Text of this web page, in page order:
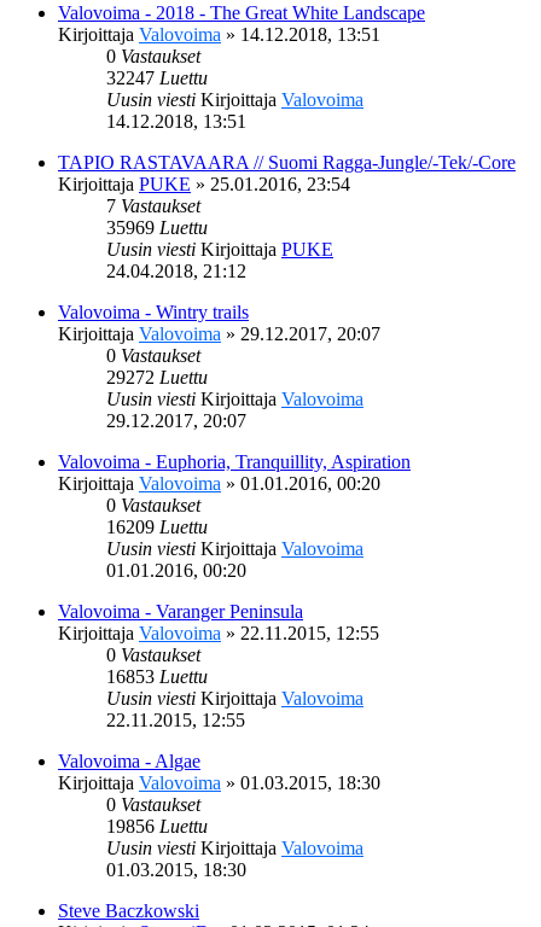
Valovoima - 2018 - The Great White Landscape
Kirjoittaja Valovoima » 14.12.2018, 13:51
0 Vastaukset
32247 Luettu
Uusin viesti Kirjoittaja Valovoima
14.12.2018, 13:51
TAPIO RASTAVAARA // Suomi Ragga-Jungle/-Tek/-Core
Kirjoittaja PUKE » 25.01.2016, 23:54
7 Vastaukset
35969 Luettu
Uusin viesti Kirjoittaja PUKE
24.04.2018, 21:12
Valovoima - Wintry trails
Kirjoittaja Valovoima » 29.12.2017, 20:07
0 Vastaukset
29272 Luettu
Uusin viesti Kirjoittaja Valovoima
29.12.2017, 20:07
Valovoima - Euphoria, Tranquillity, Aspiration
Kirjoittaja Valovoima » 01.01.2016, 00:20
0 Vastaukset
16209 Luettu
Uusin viesti Kirjoittaja Valovoima
01.01.2016, 00:20
Valovoima - Varanger Peninsula
Kirjoittaja Valovoima » 22.11.2015, 12:55
0 Vastaukset
16853 Luettu
Uusin viesti Kirjoittaja Valovoima
22.11.2015, 12:55
Valovoima - Algae
Kirjoittaja Valovoima » 01.03.2015, 18:30
0 Vastaukset
19856 Luettu
Uusin viesti Kirjoittaja Valovoima
01.03.2015, 18:30
Steve Baczkowski